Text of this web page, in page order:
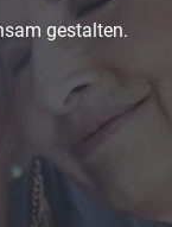
gestalten.